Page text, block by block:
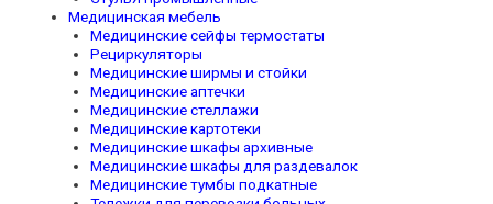
Медицинская мебель
Медицинские сейфы термостаты
Рециркуляторы
Медицинские ширмы и стойки
Медицинские аптечки
Медицинские стеллажи
Медицинские картотеки
Медицинские шкафы архивные
Медицинские шкафы для раздевалок
Медицинские тумбы подкатные